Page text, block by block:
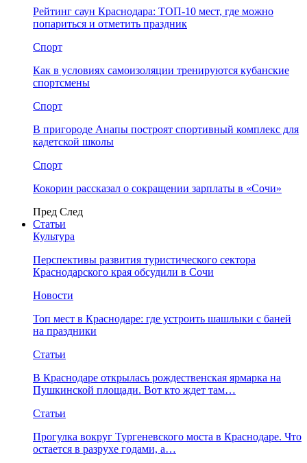
Рейтинг саун Краснодара: ТОП-10 мест, где можно
попариться и отметить праздник
Спорт
Как в условиях самоизоляции тренируются кубанские
спортсмены
Спорт
В пригороде Анапы построят спортивный комплекс для
кадетской школы
Спорт
Кокорин рассказал о сокращении зарплаты в «Сочи»
Пред След
Статьи
Культура
Перспективы развития туристического сектора
Краснодарского края обсудили в Сочи
Новости
Топ мест в Краснодаре: где устроить шашлыки с баней
на праздники
Статьи
В Краснодаре открылась рождественская ярмарка на
Пушкинской площади. Вот кто ждет там…
Статьи
Прогулка вокруг Тургеневского моста в Краснодаре. Что
остается в разрухе годами, а…